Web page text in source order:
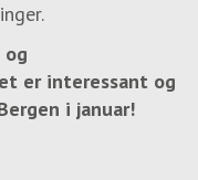
er interessant og
i januar!